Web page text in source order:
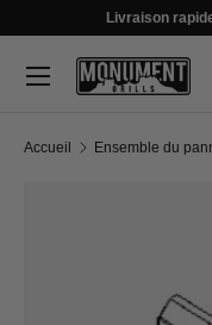
Livraison
Menu
Accueil Ensemble du